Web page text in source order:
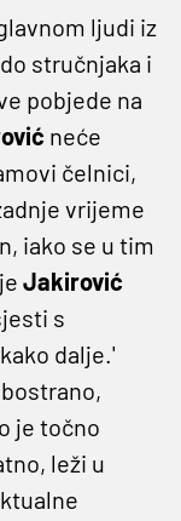
ljudi iz
stručnjaka i
pobjede na
neće
čelnici,
vrijeme
iako se u tim
Jakirović
s
dalje.'
je točno
leži u